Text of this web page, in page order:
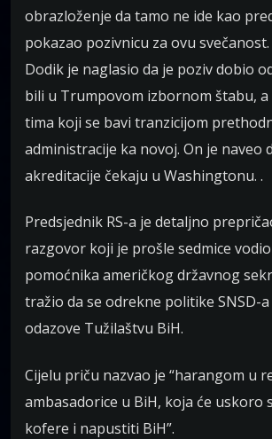
obrazloženje da tamo ne ide kao
pokazao pozivnicu za ovu svečanost.
Dodik je naglasio da je poziv dobio
bili u Trumpovom izbornom štabu, a
tima koji se bavi tranzicijom
administracije ka novoj. On je naveo
akreditacije čekaju u Washingtonu. .
Predsjednik RS-a je detaljno
razgovor koji je prošle sedmice
pomoćnika američkog državnog
tražio da se odrekne politike SNSD-a
odazove Tužilaštvu BiH.
Cijelu priču nazvao je “harangom u
ambasadorice u BiH, koja će uskoro
kofere i napustiti BiH”.